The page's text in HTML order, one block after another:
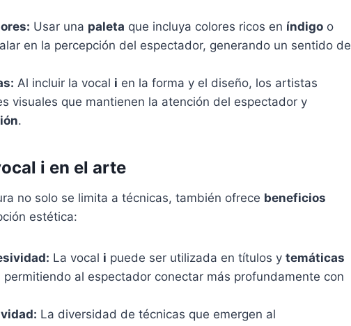
Usar una paleta que incluya colores ricos en índigo o
en la percepción del espectador, generando un sentido de
Al incluir la vocal i en la forma y el diseño, los artistas
visuales que mantienen la atención del espectador y
.
i en el arte
no solo se limita a técnicas, también ofrece beneficios
estética:
La vocal i puede ser utilizada en títulos y temáticas
permitiendo al espectador conectar más profundamente con
La diversidad de técnicas que emergen al